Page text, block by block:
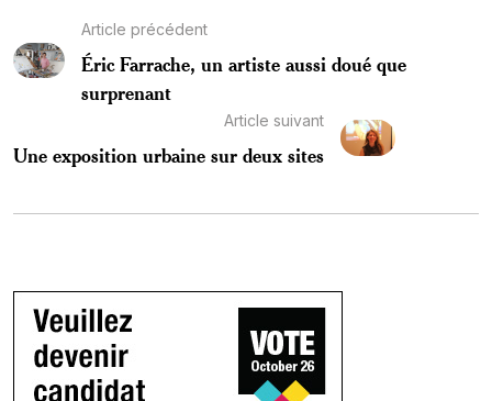
Article précédent
Éric Farrache, un artiste aussi doué que
surprenant
Article suivant
Une exposition urbaine sur deux sites